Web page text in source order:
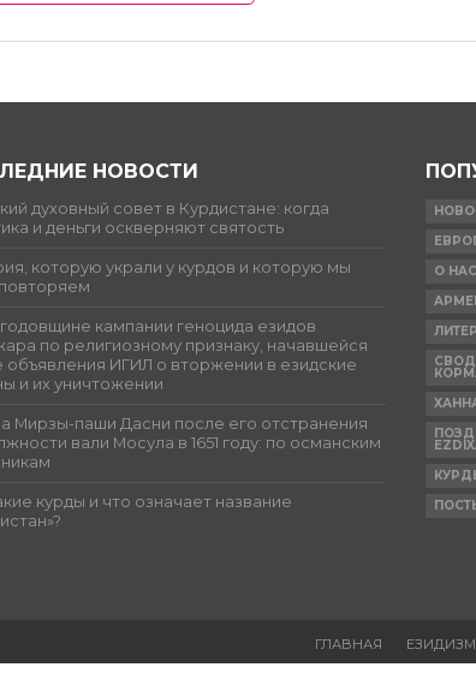
НОВОСТИ
духовный совет в Курдистане: когда
и деньги оскверняют святость
которую украли у курдов и которую мы
годовщине кампании геноцида езидов
по религиозному признаку, начавшейся
объявления ИГИЛ о вторжении в езидские
и их уничтожении
Мирзы-паши Дасни после его отстранения
вали Мосула в 1651 году: по османским
курды и что означает название
О НАС
СВОД
ГЛАВНАЯ ЕЗИДИЗМ